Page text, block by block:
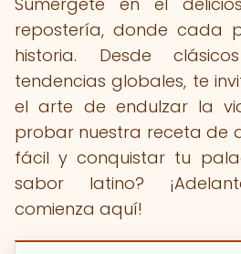
repostería, donde cada
historia. Desde
tendencias globales, te
el arte de endulzar la
probar nuestra receta de
fácil y conquistar tu
sabor latino?
comienza aquí!